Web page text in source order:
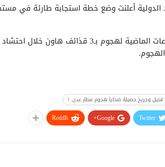
الدولية أعلنت وضع خطة استجابة طارئة في
وتعرض مطار عدن خلال الساعات الماضية لهجوم
Twitter
Google+
ReddIt